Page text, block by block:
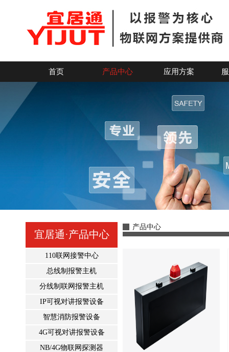
首页 产品中心 应用方案
产品中心
宜居通·产品中心
110联网接警中心
总线制报警主机
分线制联网报警主机
IP可视对讲报警设备
智慧消防报警设备
4G可视对讲报警设备
NB/4G物联网探测器